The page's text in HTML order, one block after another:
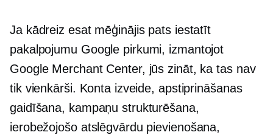
Ja kādreiz esat mēģinājis pats iestatīt
pakalpojumu Google pirkumi, izmantojot
Google Merchant Center, jūs zināt, ka tas nav
tik vienkārši. Konta izveide, apstiprināšanas
gaidīšana, kampaņu strukturēšana,
ierobežojošo atslēgvārdu pievienošana,